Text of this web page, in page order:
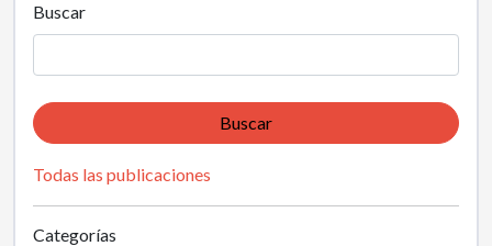
Buscar
Buscar
Todas las publicaciones
Categorías